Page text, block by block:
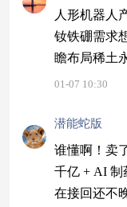
以及估值优
商稳
人形机器人
钕铁硼需求
瞻布局稀土
慧盈混合C$
01-07 10:30
潜能蛇版
谁懂啊！卖
千亿 + AI 制
在接回还不